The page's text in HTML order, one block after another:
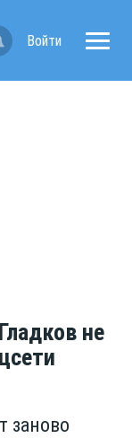
Войти
не
заново